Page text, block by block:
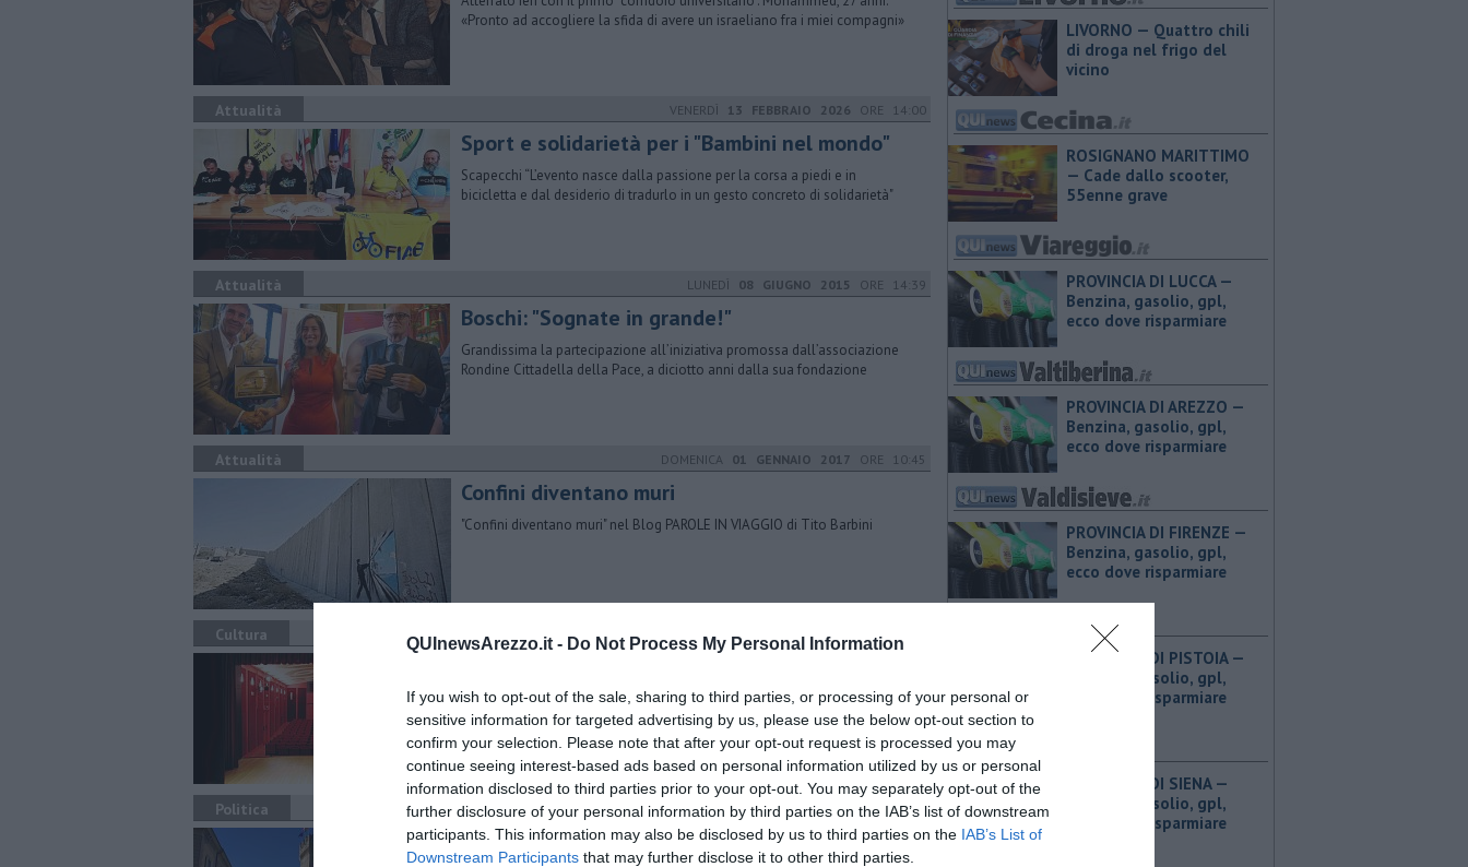
QUInewsArezzo.it - Do Not Process My Personal Information
If you wish to opt-out of the sale, sharing to third parties, or processing of your personal or
sensitive information for targeted advertising by us, please use the below opt-out section to
confirm your selection. Please note that after your opt-out request is processed you may
continue seeing interest-based ads based on personal information utilized by us or personal
information disclosed to third parties prior to your opt-out. You may separately opt-out of the
further disclosure of your personal information by third parties on the IAB’s list of downstream
participants. This information may also be disclosed by us to third parties on the IAB’s List of
Downstream Participants that may further disclose it to other third parties.
«Pronto ad accogliere la sfida di avere un israeliano fra i miei compagni»
Attualità VENERDÌ 13 FEBBRAIO 2026 ORE 14:00
Sport e solidarietà per i "Bambini nel mondo"
Scapecchi “L’evento nasce dalla passione per la corsa a piedi e in
bicicletta e dal desiderio di tradurlo in un gesto concreto di solidarietà"
Attualità LUNEDÌ 08 GIUGNO 2015 ORE 14:39
Boschi: "Sognate in grande!"
Grandissima la partecipazione all’iniziativa promossa dall’associazione
Rondine Cittadella della Pace, a diciotto anni dalla sua fondazione
Attualità DOMENICA 01 GENNAIO 2017 ORE 10:45
Confini diventano muri
"Confini diventano muri" nel Blog PAROLE IN VIAGGIO di Tito Barbini
Cultura GIOVEDÌ 18 APRILE 2024 ORE 11:13
​L’incontro, inserito nell’Acli Life Festival, sarà alle 17.30 di sabato 20 aprile
al teatro “Pietro Aretino”
Politica GIOVEDÌ27 NOVEMBRE 2025ORE 17:00
C'è l'ok alla realizzazione di tre nuovi edifici
LIVORNO — Quattro chili
di droga nel frigo del
vicino
ROSIGNANO MARITTIMO
— Cade dallo scooter,
55enne grave
PROVINCIA DI LUCCA — ​
Benzina, gasolio, gpl,
ecco dove risparmiare
PROVINCIA DI AREZZO — ​
Benzina, gasolio, gpl,
ecco dove risparmiare
PROVINCIA DI FIRENZE — ​
Benzina, gasolio, gpl,
ecco dove risparmiare
PROVINCIA DI PISTOIA — ​
Benzina, gasolio, gpl,
ecco dove risparmiare
PROVINCIA DI SIENA — ​
Benzina, gasolio, gpl,
ecco dove risparmiare